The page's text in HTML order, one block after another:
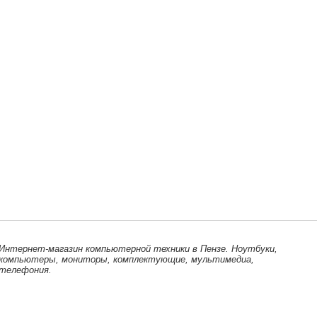
магазин компьютерной техники в Пензе. Ноутбуки,
мониторы, комплектующие, мультимедиа,